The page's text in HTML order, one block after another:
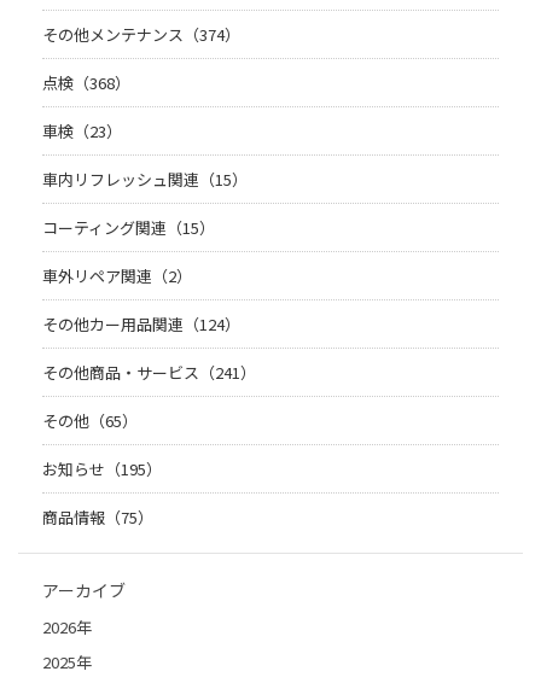
その他メンテナンス（374）
点検（368）
車検（23）
車内リフレッシュ関連（15）
コーティング関連（15）
車外リペア関連（2）
その他カー用品関連（124）
その他商品・サービス（241）
その他（65）
お知らせ（195）
商品情報（75）
アーカイブ
2026年
2025年